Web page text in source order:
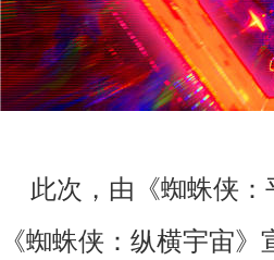
此次，由《蜘蛛侠
《蜘蛛侠：纵横宇宙